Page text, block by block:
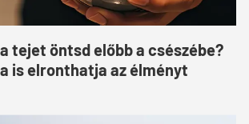
tejet öntsd előbb a csészébe?
is elronthatja az élményt